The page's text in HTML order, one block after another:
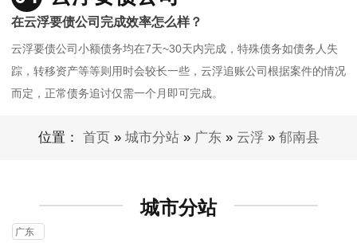
在云浮要债公司完成效率怎么样？
云浮要债公司小额债务均在7天~30天内完成，特殊债务如债务人失
踪，转移资产等等则用时会较长一些，云浮追账公司根据案件的情况
而定，正常债务追讨仅需一个月即可完成。
位置： 首页 » 城市分站» 广东» 云浮» 郁南县
城市分站
广东